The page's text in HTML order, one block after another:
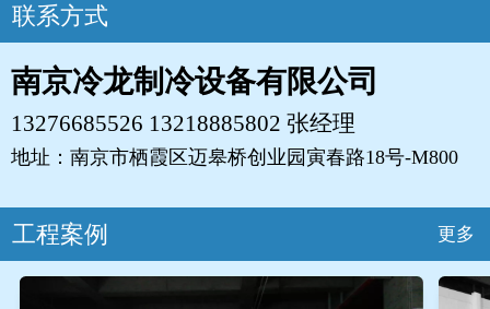
联系方式
南京冷龙制冷设备有限公司
13276685526 13218885802 张经理
地址：南京市栖霞区迈皋桥创业园寅春路18号-M800
工程案例 更多